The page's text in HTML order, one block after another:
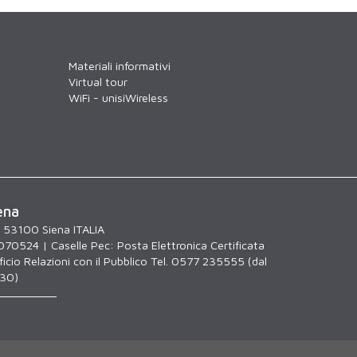
Materiali informativi
Virtual tour
WiFi - unisiWireless
Siena ITALIA
| Caselle Pec: Posta Elettronica Certificata
Relazioni con il Pubblico Tel. 0577 235555 (dal